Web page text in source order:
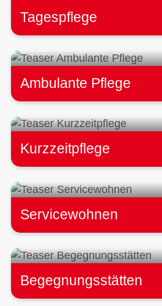
Tagespflege
Ambulante Pflege
Kurzzeitpflege
Servicewohnen
Begegnungsstätten